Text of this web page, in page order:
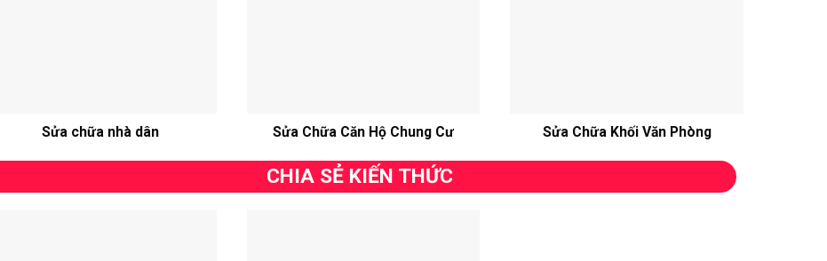
Sửa chữa nhà dân Sửa Chữa Căn Hộ Chung Cư Sửa Chữa Khối Văn Phòng
CHIA SẺ KIẾN THỨC